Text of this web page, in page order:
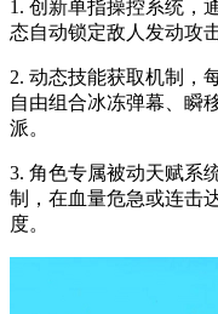
1. 创新单指操控系统，
态自动锁定敌人发动攻
2. 动态技能获取机制，
自由组合冰冻弹幕、瞬
派。
3. 角色专属被动天赋系
制，在血量危急或连击
度。